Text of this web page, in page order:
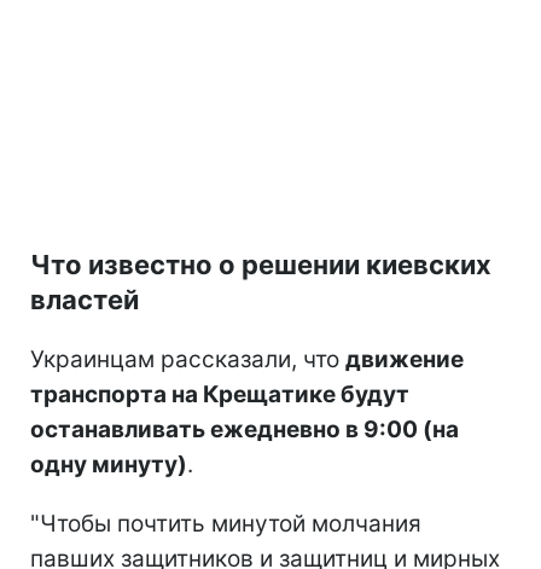
Что известно о решении киевских
властей
Украинцам рассказали, что движение
транспорта на Крещатике будут
останавливать ежедневно в 9:00 (на
одну минуту).
"Чтобы почтить минутой молчания
павших защитников и защитниц и мирных